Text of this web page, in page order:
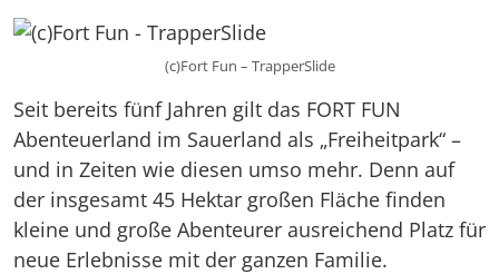
(c)Fort Fun – TrapperSlide
Seit bereits fünf Jahren gilt das FORT FUN
Abenteuerland im Sauerland als „Freiheitpark“ –
und in Zeiten wie diesen umso mehr. Denn auf
der insgesamt 45 Hektar großen Fläche finden
kleine und große Abenteurer ausreichend Platz für
neue Erlebnisse mit der ganzen Familie.